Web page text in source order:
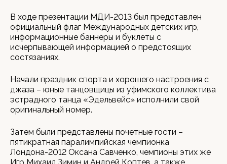
В ходе презентации МДИ-2013 был представлен
официальный флаг Международных детских игр,
информационные баннеры и буклеты с
исчерпывающей информацией о предстоящих
состязаниях.
Начали праздник спорта и хорошего настроения с
джаза – юные танцовщицы из уфимского коллектива
эстрадного танца «Эдельвейс» исполнили свой
оригинальный номер.
Затем были представлены почетные гости –
пятикратная паралимпийская чемпионка
Лондона-2012 Оксана Савченко, чемпионы этих же